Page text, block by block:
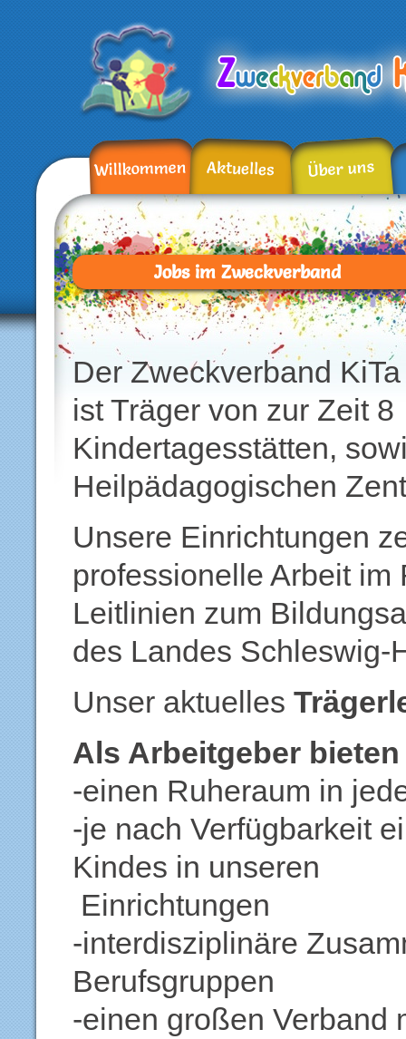
Willkommen Aktuelles Über uns
Jobs im Zweckverband
Der Zweckverband
ist Träger von zur Zeit 8
Kindertagesstätten,
Heilpädagogischen
Unsere Einrichtungen
professionelle Arbeit
Leitlinien zum
des Landes Schleswig-
Unser aktuelles
Als Arbeitgeber
-einen Ruheraum in
-je nach Verfügbarkeit
Kindes in unseren
Einrichtungen
-interdisziplinäre
Berufsgruppen
-einen großen Verband